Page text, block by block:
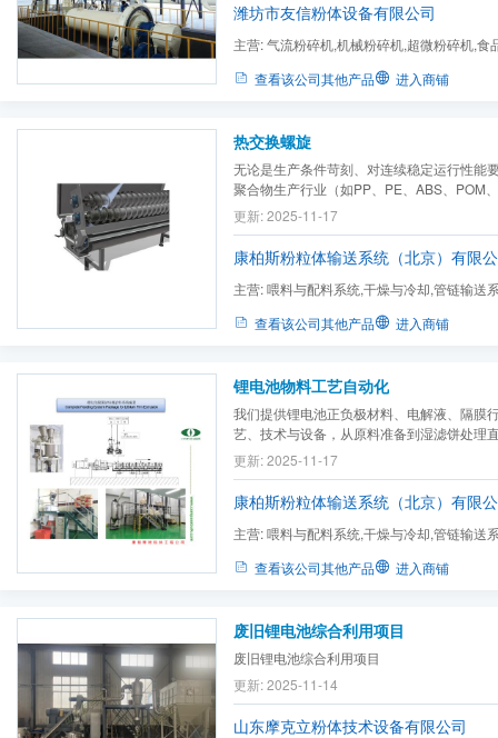
潍坊市友信粉体设备有限公司
主营:气流粉碎机,机械粉碎机,超微粉碎机,食
查看该公司其他产品 进入商铺
热交换螺旋
无论是生产条件苛刻、对连续稳定运行性能
聚合物生产行业（如PP、PE、ABS、POM
料情况复杂、对洁净和快速清洗能力要求高
（如巧克力、口香糖、咖啡），抑或物料超
温的矿冶粉料深加工行业（如Calc、Talc、
粉...
更新: 2025-11-17
康柏斯粉粒体输送系统（北京）有限
主营:喂料与配料系统,干燥与冷却,管链输送
查看该公司其他产品 进入商铺
锂电池物料工艺自动化
我们提供锂电池正负极材料、电解液、隔膜
艺、技术与设备，从原料准备到湿滤饼处理
袋
更新: 2025-11-17
康柏斯粉粒体输送系统（北京）有限
主营:喂料与配料系统,干燥与冷却,管链输送
查看该公司其他产品 进入商铺
废旧锂电池综合利用项目
废旧锂电池综合利用项目
更新: 2025-11-14
山东摩克立粉体技术设备有限公司